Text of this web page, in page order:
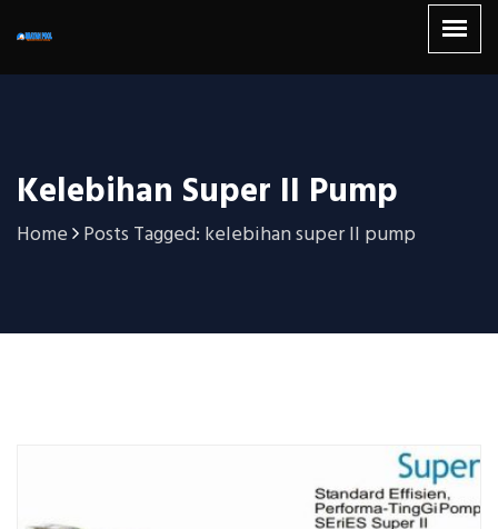
Kelebihan Super II Pump
Home Posts Tagged: kelebihan super II pump